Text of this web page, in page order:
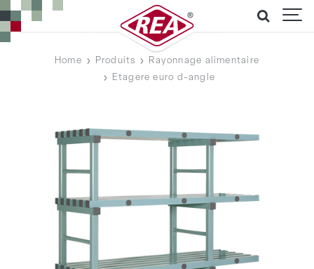
Home Produits
Rayonnage alimentaire
Etagere euro d-angle